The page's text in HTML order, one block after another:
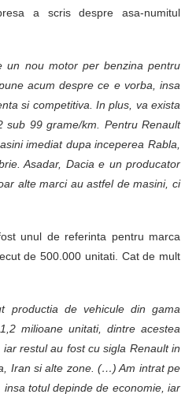
a scris despre asa-numitul
un nou motor per benzina pentru
acum despre ce e vorba, insa
si competitiva. In plus, va exista
sub 99 grame/km. Pentru Renault
imediat dupa inceperea Rabla,
Asadar, Dacia e un producator
alte marci au astfel de masini, ci
unul de referinta pentru marca
de 500.000 unitati. Cat de mult
productia de vehicule din gama
milioane unitati, dintre acestea
restul au fost cu sigla Renault in
Iran si alte zone. (…) Am intrat pe
totul depinde de economie, iar